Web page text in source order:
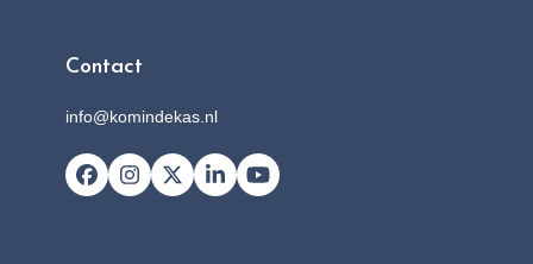
Contact
info@komindekas.nl
Facebook
Instagram
X LinkedInYouTube